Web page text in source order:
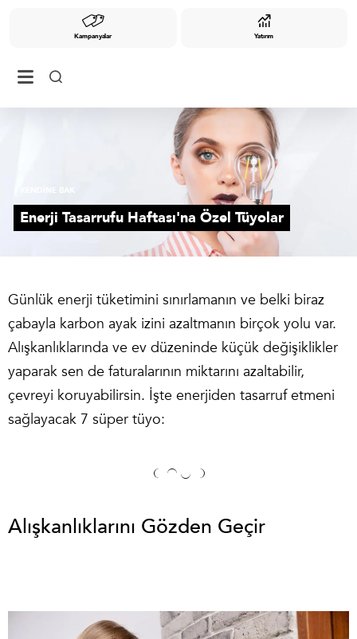
Kampanyalar Yatırım
KENDİNE BAK
Enerji Tasarrufu Haftası'na Özel Tüyolar
Günlük enerji tüketimini sınırlamanın ve belki biraz
çabayla karbon ayak izini azaltmanın birçok yolu var.
Alışkanlıklarında ve ev düzeninde küçük değişiklikler
yaparak sen de faturalarının miktarını azaltabilir,
çevreyi koruyabilirsin. İşte enerjiden tasarruf etmeni
sağlayacak 7 süper tüyo:
Alışkanlıklarını Gözden Geçir